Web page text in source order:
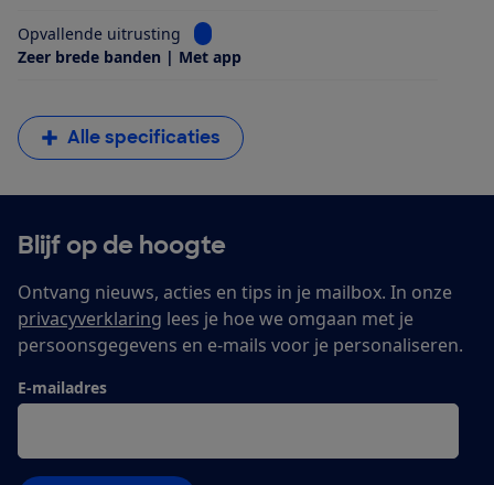
Opvallende uitrusting
Bekijk informatie voor Opvallende
Zeer brede banden | Met app
Alle specificaties
Blijf op de hoogte
Ontvang nieuws, acties en tips in je mailbox. In onze
privacyverklaring lees je hoe we omgaan met je
persoonsgegevens en e-mails voor je personaliseren.
E-mailadres